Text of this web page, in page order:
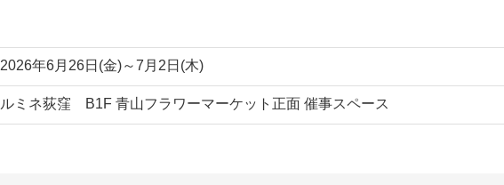
2026年6月26日(金)～7月2日(木)
ルミネ荻窪 B1F 青山フラワーマーケット正面 催事スペース